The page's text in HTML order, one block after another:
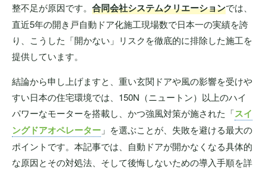
整不足が原因です。 合同会社システムクリエーションでは、
直近5年の開き戸自動ドア化施工現場数で日本一の実績を誇
り、こうした「開かない」リスクを徹底的に排除した施工を
提供しています。
結論から申し上げますと、重い玄関ドアや風の影響を受けや
すい日本の住宅環境では、150N（ニュートン）以上のハイ
パワーなモーターを搭載し、かつ強風対策が施された「スイ
ングドアオペレーター 」を選ぶことが、失敗を避ける最大の
ポイントです。本記事では、自動ドアが開かなくなる具体的
な原因とその対処法、そして後悔しないための導入手順を詳